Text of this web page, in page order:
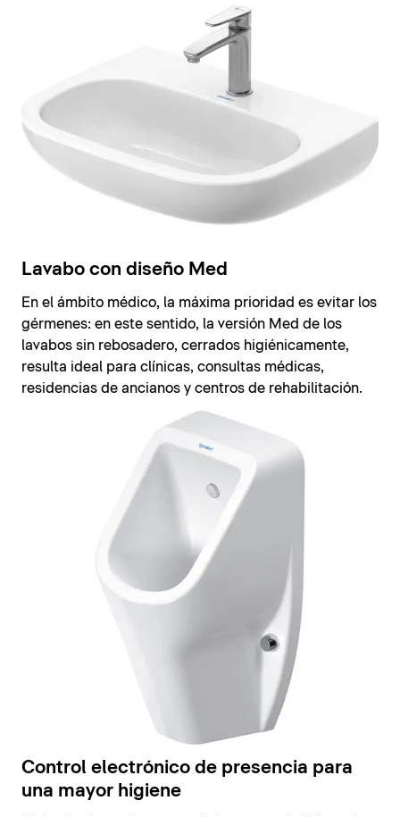
Lavabo con diseño Med
En el ámbito médico, la máxima prioridad es evitar los
gérmenes: en este sentido, la versión Med de los
lavabos sin rebosadero, cerrados higiénicamente,
resulta ideal para clínicas, consultas médicas,
residencias de ancianos y centros de rehabilitación.
Control electrónico de presencia para
una mayor higiene